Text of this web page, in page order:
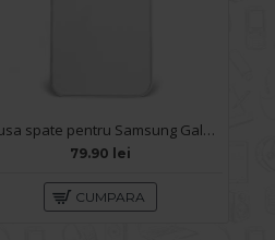
Husa spate pentru Samsung Galaxy A34 5G- Lito Case Alb
79.90 lei
CUMPARA